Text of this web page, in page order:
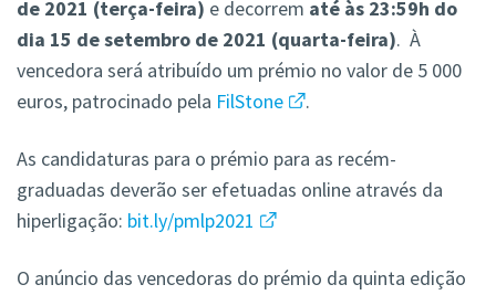
de 2021 (terça-feira) e decorrem até às 23:59h do
dia 15 de setembro de 2021 (quarta-feira). À
vencedora será atribuído um prémio no valor de 5 000
euros, patrocinado pela FilStone .
As candidaturas para o prémio para as recém-
graduadas deverão ser efetuadas online através da
hiperligação: bit.ly/pmlp2021
O anúncio das vencedoras do prémio da quinta edição